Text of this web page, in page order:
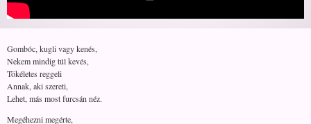
Gombóc, kugli vagy kenés,
Nekem mindig túl kevés,
Tökéletes reggeli
Annak, aki szereti,
Lehet, más most furcsán néz.
Megéhezni megérte,